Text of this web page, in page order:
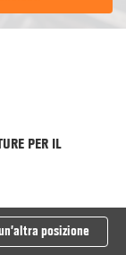
PER IL
posizione